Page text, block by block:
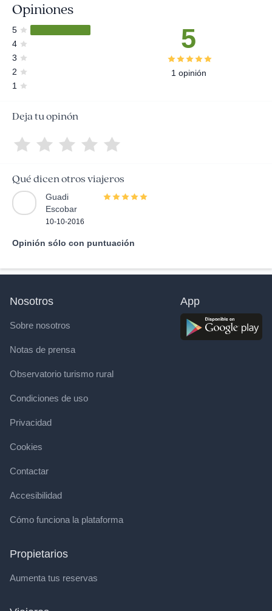
Opiniones
5
4
3
2
1
5
1 opinión
Deja tu opinón
Qué dicen otros viajeros
Guadi
Escobar
10-10-2016
Opinión sólo con puntuación
Nosotros
Sobre nosotros
Notas de prensa
Observatorio turismo rural
Condiciones de uso
Privacidad
Cookies
Contactar
Accesibilidad
Cómo funciona la plataforma
Propietarios
Aumenta tus reservas
App